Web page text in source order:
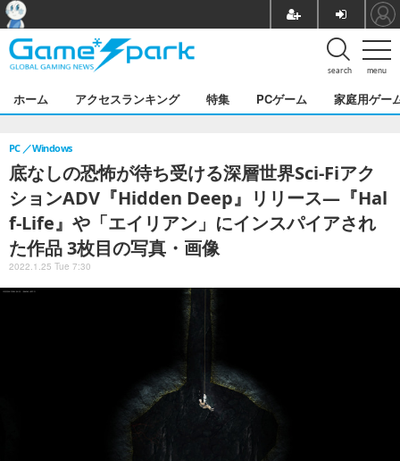
menu
search
ホーム アクセスランキング 特集 PCゲーム 家庭用ゲー
底なしの恐怖が待ち受ける深層世界Sci-Fiアク
ションADV『Hidden Deep』リリース―『Hal
f-Life』や「エイリアン」にインスパイアされ
た作品 3枚目の写真・画像
PC Windows
2022.1.25 Tue 7:30